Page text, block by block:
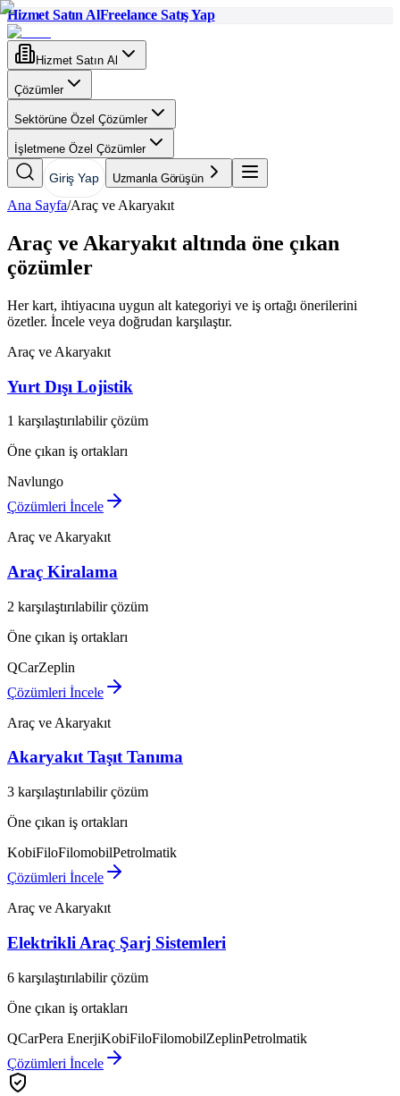
Hizmet Satın AlFreelance Satış Yap
Hizmet Satın Al
Çözümler
Sektörüne Özel Çözümler
İşletmene Özel Çözümler
Giriş Yap Uzmanla Görüşün
Ana Sayfa/Araç ve Akaryakıt
Araç ve Akaryakıt altında öne çıkan
çözümler
Her kart, ihtiyacına uygun alt kategoriyi ve iş ortağı önerilerini
özetler. İncele veya doğrudan karşılaştır.
Araç ve Akaryakıt
Yurt Dışı Lojistik
1 karşılaştırılabilir çözüm
Öne çıkan iş ortakları
Navlungo
Çözümleri İncele
Araç ve Akaryakıt
Araç Kiralama
2 karşılaştırılabilir çözüm
Öne çıkan iş ortakları
QCarZeplin
Çözümleri İncele
Araç ve Akaryakıt
Akaryakıt Taşıt Tanıma
3 karşılaştırılabilir çözüm
Öne çıkan iş ortakları
KobiFiloFilomobilPetrolmatik
Çözümleri İncele
Araç ve Akaryakıt
Elektrikli Araç Şarj Sistemleri
6 karşılaştırılabilir çözüm
Öne çıkan iş ortakları
QCarPera EnerjiKobiFiloFilomobilZeplinPetrolmatik
Çözümleri İncele